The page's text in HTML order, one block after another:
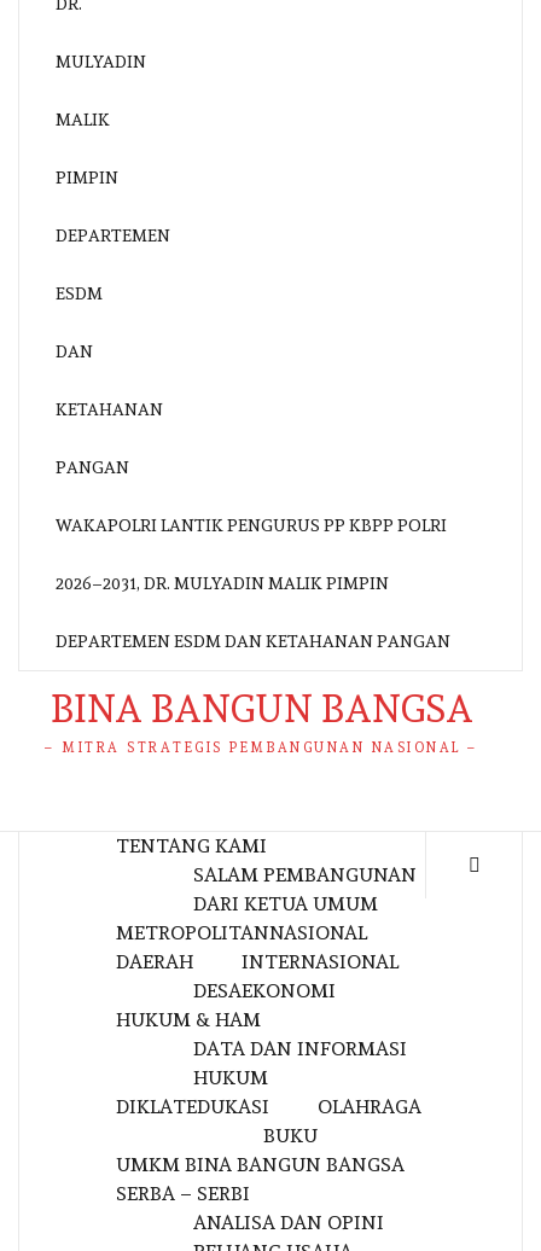
WAKAPOLRI LANTIK PENGURUS PP KBPP POLRI
2026–2031, DR. MULYADIN MALIK PIMPIN
DEPARTEMEN ESDM DAN KETAHANAN PANGAN
BINA BANGUN BANGSA
– MITRA STRATEGIS PEMBANGUNAN NASIONAL –
TENTANG KAMI
SALAM PEMBANGUNAN
DARI KETUA UMUM
METROPOLITANNASIONAL
DAERAH
DESA
INTERNASIONAL
EKONOMI
HUKUM & HAM
DATA DAN INFORMASI
HUKUM
DIKLATEDUKASI
BUKU
OLAHRAGA
UMKM BINA BANGUN BANGSA
SERBA – SERBI
ANALISA DAN OPINI